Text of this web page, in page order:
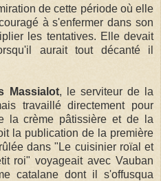
de cette période où elle
à s'enfermer dans son
les tentatives. Elle devait
aurait tout décanté il
Massialot, le serviteur de la
travaillé directement pour
la crème pâtissière et de la
la publication de la première
dans "Le cuisinier roïal et
roi" voyageait avec Vauban
catalane dont il s'offusqua